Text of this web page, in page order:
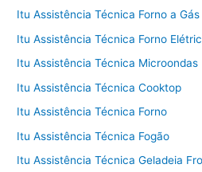
Itu Assistência Técnica Forno a Gás
Itu Assistência Técnica Forno
Itu Assistência Técnica Microondas
Itu Assistência Técnica Cooktop
Itu Assistência Técnica Forno
Itu Assistência Técnica Fogão
Itu Assistência Técnica Geladeia